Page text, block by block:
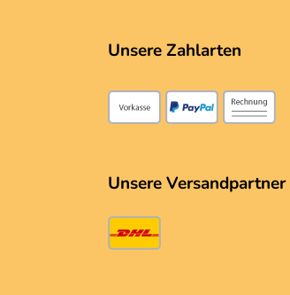
Unsere Zahlarten
Unsere Versandpartner